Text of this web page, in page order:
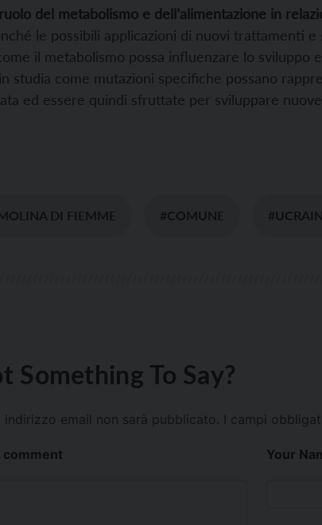
ruolo del metabolismo e dell’alimentazione in
le possibili applicazioni di nuovi trattamenti e
il metabolismo possa influenzare lo sviluppo
studia come mutazioni specifiche possano
ed essere quindi sfruttate per sviluppare
DI FIEMME #COMUNE
Something To Say?
indirizzo email non sarà pubblicato. I campi
comment Your